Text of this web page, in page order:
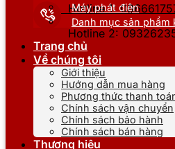
Hotline 1:
Hotline 2:
Máy phát điện
Danh mục sản phẩm
Trang chủ
Về chúng tôi
Giới thiệu
Hướng dẫn mua hàng
Phương thức thanh
Chính sách vận chuyển
Chính sách bảo hành
Chính sách bán hàng
Thương hiệu